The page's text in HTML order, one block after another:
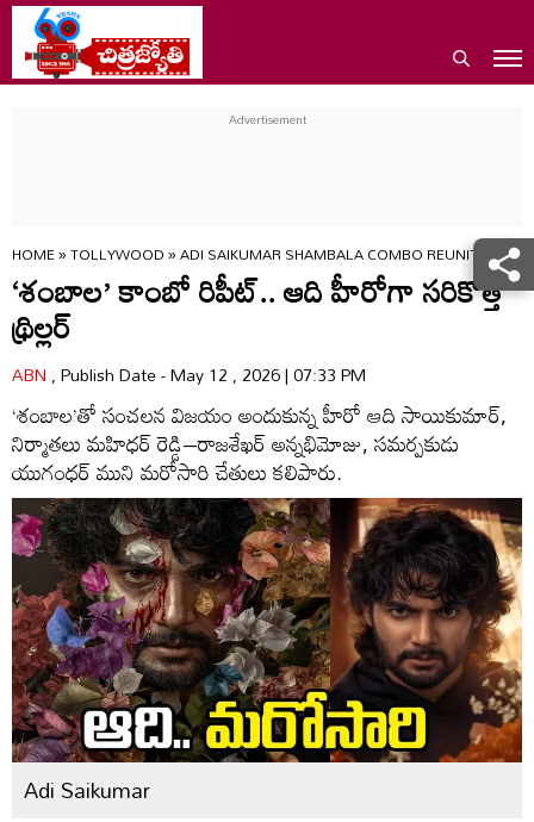
HOME»TOLLYWOOD»ADI SAIKUMAR SHAMBALA COMBO REUNITES
‘శంబాల’ కాంబో రిపీట్.. ఆది హీరోగా స‌రికొత్త
థ్రిల్ల‌ర్‌
ABN, Publish Date - May 12 , 2026 | 07:33 PM
‘శంబాల’తో సంచలన విజయం అందుకున్న హీరో ఆది సాయికుమార్,
నిర్మాతలు మహిధర్ రెడ్డి–రాజశేఖర్ అన్నభిమోజు, సమర్పకుడు
యుగంధర్ ముని మరోసారి చేతులు కలిపారు.
Adi Saikumar